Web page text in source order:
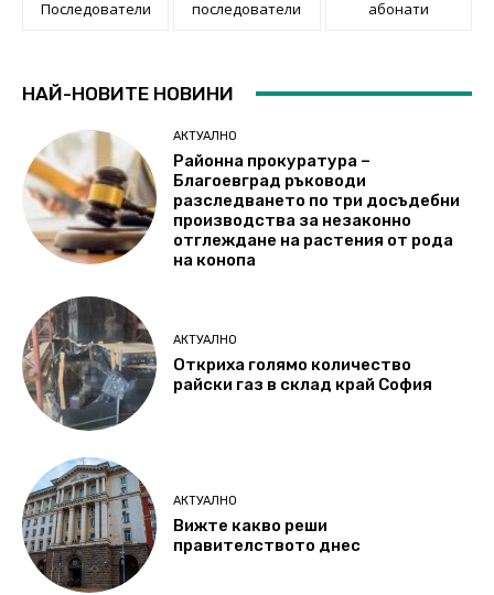
Последователи последователи абонати
НАЙ-НОВИТЕ НОВИНИ
АКТУАЛНО
Районна прокуратура –
Благоевград ръководи
разследването по три досъдебни
производства за незаконно
отглеждане на растения от рода
на конопа
АКТУАЛНО
Откриха голямо количество
райски газ в склад край София
АКТУАЛНО
Вижте какво реши
правителството днес